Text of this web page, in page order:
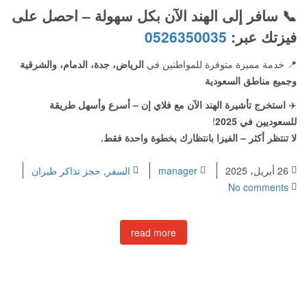
📞 سافر إلى الهند الآن بكل سهولة – احصل على
فيزتك عبر: 0526350035
📍 خدمة مميزة متوفرة للمواطنين في الرياض، جدة، الدمام، والشرقية
وجميع مناطق السعودية
✈️ استخرج تأشيرة الهند الآن مع فلاي إن – أسرع وأسهل طريقة
للسعوديين في 2025
!
لا تنتظر أكثر – الفيزا بانتظارك بخطوة واحدة فقط.
manager السفر , حجز تذاكر طيران
No comments
read more